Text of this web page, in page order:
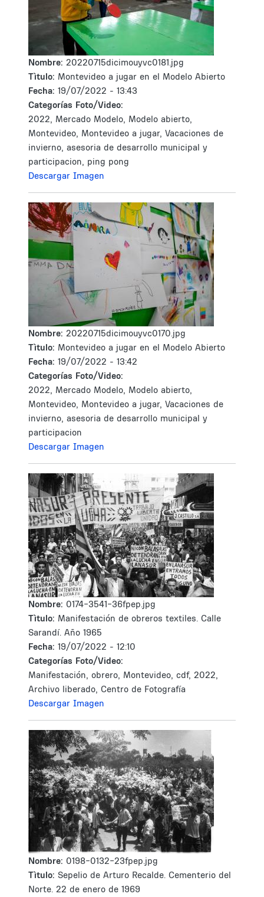
Nombre: 20220715dicimouyvc0181.jpg
Tìtulo: Montevideo a jugar en el Modelo Abierto
Fecha: 19/07/2022 - 13:43
Categorías Foto/Video:
2022, Mercado Modelo, Modelo abierto,
Montevideo, Montevideo a jugar, Vacaciones de
invierno, asesoria de desarrollo municipal y
participacion, ping pong
Descargar Imagen
Nombre: 20220715dicimouyvc0170.jpg
Tìtulo: Montevideo a jugar en el Modelo Abierto
Fecha: 19/07/2022 - 13:42
Categorías Foto/Video:
2022, Mercado Modelo, Modelo abierto,
Montevideo, Montevideo a jugar, Vacaciones de
invierno, asesoria de desarrollo municipal y
participacion
Descargar Imagen
Nombre: 0174-3541-36fpep.jpg
Tìtulo: Manifestación de obreros textiles. Calle
Sarandí. Año 1965
Fecha: 19/07/2022 - 12:10
Categorías Foto/Video:
Manifestación, obrero, Montevideo, cdf, 2022,
Archivo liberado, Centro de Fotografía
Descargar Imagen
Nombre: 0198-0132-23fpep.jpg
Tìtulo: Sepelio de Arturo Recalde. Cementerio del
Norte. 22 de enero de 1969